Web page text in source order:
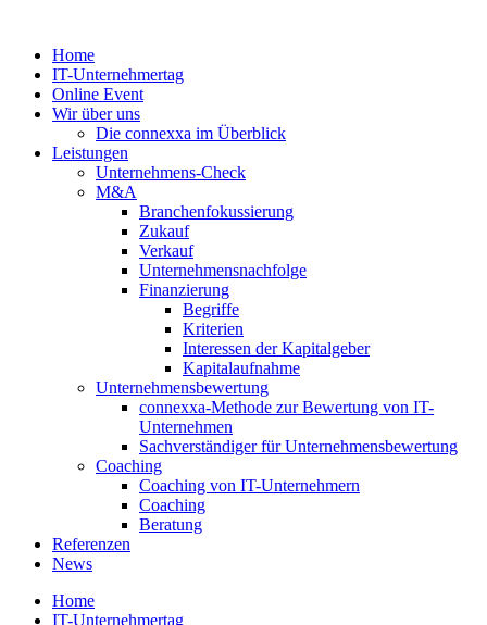
springenHome
IT-Unternehmertag
Online Event
Wir über uns
Die connexxa im Überblick
Leistungen
Unternehmens-Check
M&A
Branchenfokussierung
Zukauf
Verkauf
Unternehmensnachfolge
Finanzierung
Begriffe
Kriterien
Interessen der Kapitalgeber
Kapitalaufnahme
Unternehmensbewertung
connexxa-Methode zur Bewertung von IT-
Unternehmen
Sachverständiger für Unternehmensbewertung
Coaching
Coaching von IT-Unternehmern
Coaching
Beratung
Referenzen
News
Home
IT-Unternehmertag